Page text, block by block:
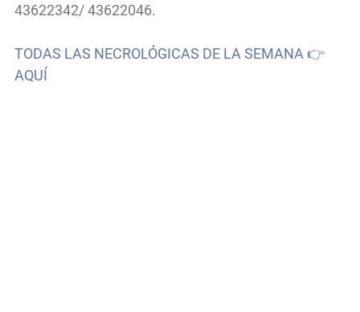
43622342/ 43622046.
TODAS LAS NECROLÓGICAS DE LA SEMANA 👉
AQUÍ